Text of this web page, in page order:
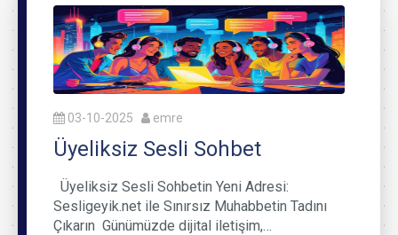
03-10-2025 emre
Üyeliksiz Sesli Sohbet
Üyeliksiz Sesli Sohbetin Yeni Adresi:
Sesligeyik.net ile Sınırsız Muhabbetin Tadını
Çıkarın Günümüzde dijital iletişim,…